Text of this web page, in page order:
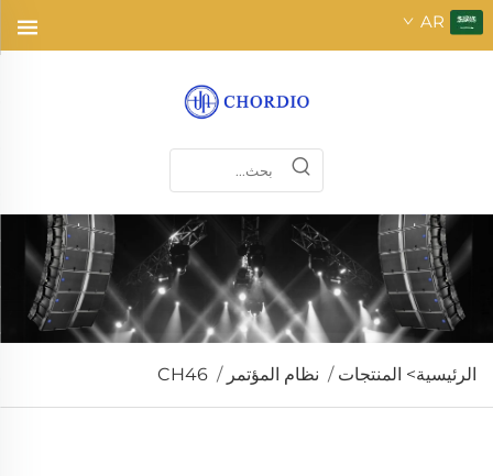
AR
الرئيسية> المنتجات / نظام المؤتمر /
CH46